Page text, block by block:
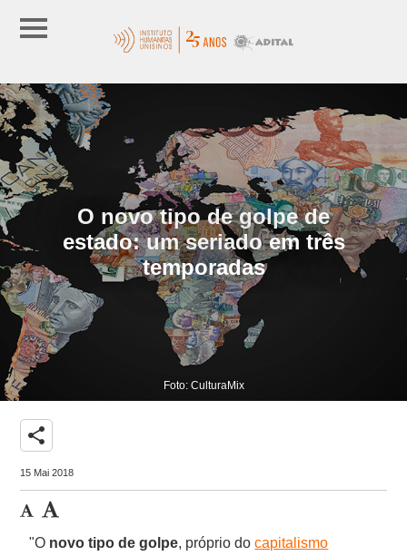
O novo tipo de golpe de
estado: um seriado em três
temporadas
Foto: CulturaMix
share
15 Mai 2018
"O novo tipo de golpe, próprio docapitalismo